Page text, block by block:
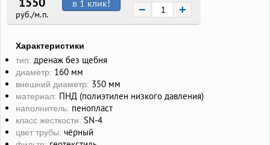
руб./м.п. − +
в 1 клик!
Характеристики
тип: дренаж без щебня
диаметр: 160 мм
внешний диаметр: 350 мм
материал: ПНД (полиэтилен низкого давления)
наполнитель: пенопласт
класс жесткости: SN-4
цвет трубы: чёрный